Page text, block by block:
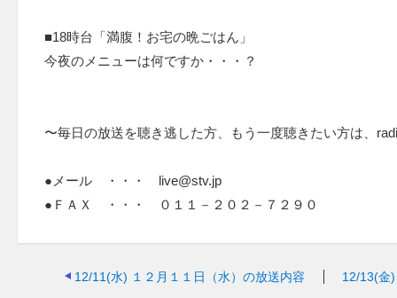
■18時台「満腹！お宅の晩ごはん」
今夜のメニューは何ですか・・・？
〜毎日の放送を聴き逃した方、もう一度聴きたい方は、
●メール ・・・ live@stv.jp
●ＦＡＸ ・・・ ０１１－２０２－７２９０
12/11(水) １２月１１日（水）の放送内容 12/13(金)